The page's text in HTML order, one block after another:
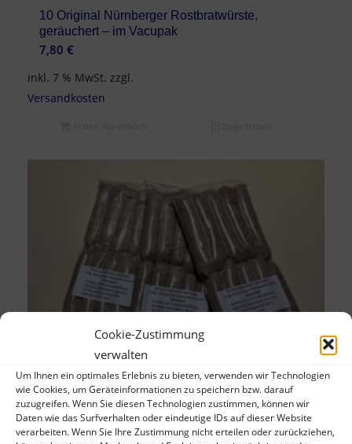
Cookie-Zustimmung
verwalten
Um Ihnen ein optimales Erlebnis zu bieten, verwenden wir Technologien
wie Cookies, um Geräteinformationen zu speichern bzw. darauf
zuzugreifen. Wenn Sie diesen Technologien zustimmen, können wir
Daten wie das Surfverhalten oder eindeutige IDs auf dieser Website
verarbeiten. Wenn Sie Ihre Zustimmung nicht erteilen oder zurückziehen,
10 Original Nürnberger Rostbratwürste,
geräuchert – im Vacupak
7,80 €
inkl. 7 % MwSt. zzgl.
Versandkosten
10 Original Nürnberger Rostbratwürste –
gebrüht, ungebraten, im Vacupak
7,80€